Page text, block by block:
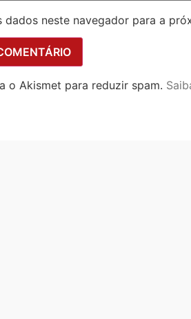
dados neste navegador para a
o Akismet para reduzir spam.